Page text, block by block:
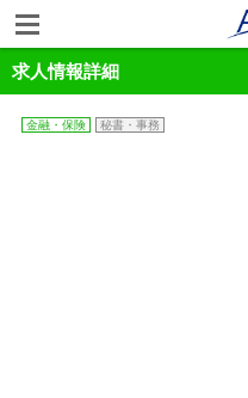
求人情報詳細
金融・保険 秘書・事務